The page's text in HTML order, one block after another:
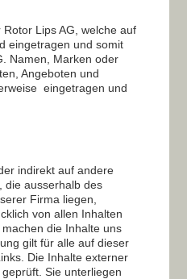
Lips AG, welche auf
eingetragen und somit
Namen, Marken oder
Angeboten und
eingetragen und
indirekt auf andere
die ausserhalb des
Firma liegen,
von allen Inhalten
die Inhalte uns
gilt für alle auf dieser
Die Inhalte externer
Sie unterliegen